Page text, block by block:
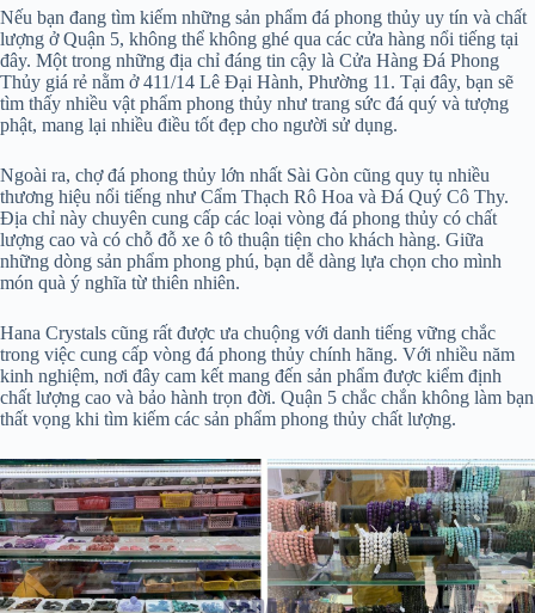
Nếu bạn đang tìm kiếm những sản phẩm đá phong thủy uy tín và chất
lượng ở Quận 5, không thể không ghé qua các cửa hàng nổi tiếng tại
đây. Một trong những địa chỉ đáng tin cậy là Cửa Hàng Đá Phong
Thủy giá rẻ nằm ở 411/14 Lê Đại Hành, Phường 11. Tại đây, bạn sẽ
tìm thấy nhiều vật phẩm phong thủy như trang sức đá quý và tượng
phật, mang lại nhiều điều tốt đẹp cho người sử dụng.
Ngoài ra, chợ đá phong thủy lớn nhất Sài Gòn cũng quy tụ nhiều
thương hiệu nổi tiếng như Cẩm Thạch Rô Hoa và Đá Quý Cô Thy.
Địa chỉ này chuyên cung cấp các loại vòng đá phong thủy có chất
lượng cao và có chỗ đỗ xe ô tô thuận tiện cho khách hàng. Giữa
những dòng sản phẩm phong phú, bạn dễ dàng lựa chọn cho mình
món quà ý nghĩa từ thiên nhiên.
Hana Crystals cũng rất được ưa chuộng với danh tiếng vững chắc
trong việc cung cấp vòng đá phong thủy chính hãng. Với nhiều năm
kinh nghiệm, nơi đây cam kết mang đến sản phẩm được kiểm định
chất lượng cao và bảo hành trọn đời. Quận 5 chắc chắn không làm bạn
thất vọng khi tìm kiếm các sản phẩm phong thủy chất lượng.